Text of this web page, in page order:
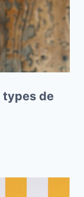
types de